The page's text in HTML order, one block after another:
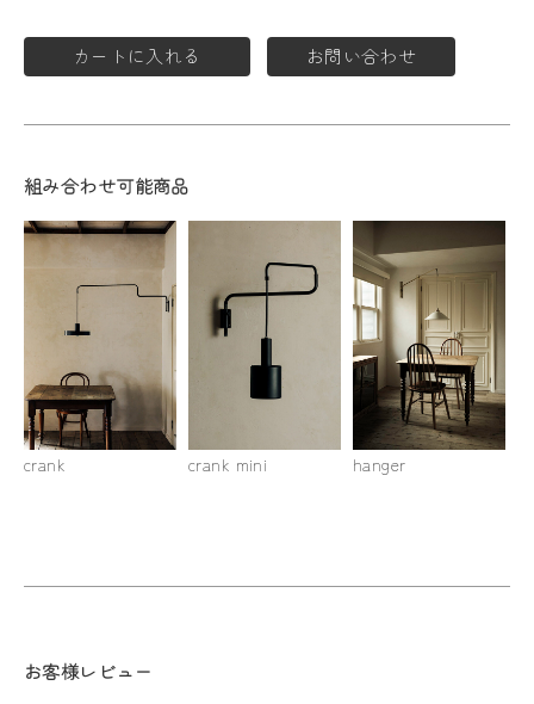
カートに入れる お問い合わせ
組み合わせ可能商品
crank crank mini hanger
お客様レビュー